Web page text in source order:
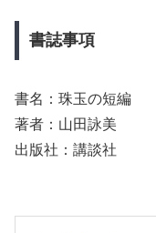
書誌事項
書名：珠玉の短編
著者：山田詠美
出版社：講談社